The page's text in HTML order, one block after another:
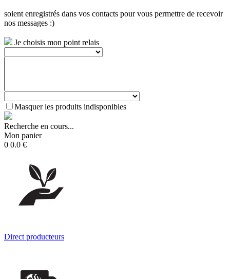
soient enregistrés dans vos contacts pour vous permettre de recevoir
nos messages :)
Je choisis mon point relais
Masquer les produits indisponibles
Recherche en cours...
Mon panier
0 0.0 €
Direct producteurs